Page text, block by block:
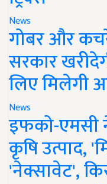
News
गोबर और
सरकार
लिए मिलेगी
News
इफको-एमसी
कृषि उत्पाद,
'नेक्सावेट',